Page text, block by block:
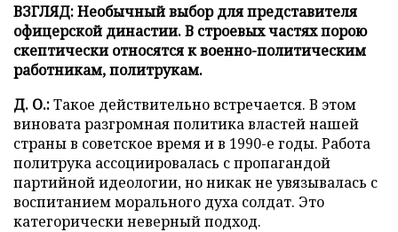
ВЗГЛЯД: Необычный выбор для представителя
офицерской династии. В строевых частях порою
скептически относятся к военно-политическим
работникам, политрукам.
Д. О.:Такое действительно встречается. В этом
виновата разгромная политика властей нашей
страны в советское время и в 1990-е годы. Работа
политрука ассоциировалась с пропагандой
партийной идеологии, но никак не увязывалась с
воспитанием морального духа солдат. Это
категорически неверный подход.